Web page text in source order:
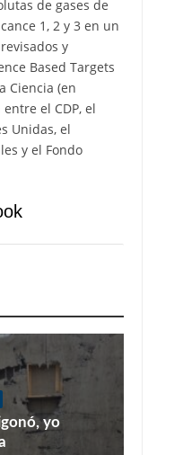
de gases de
1, 2 y 3 en un
y
Based Targets
Ciencia (en
el CDP, el
Unidas, el
y el Fondo
yo